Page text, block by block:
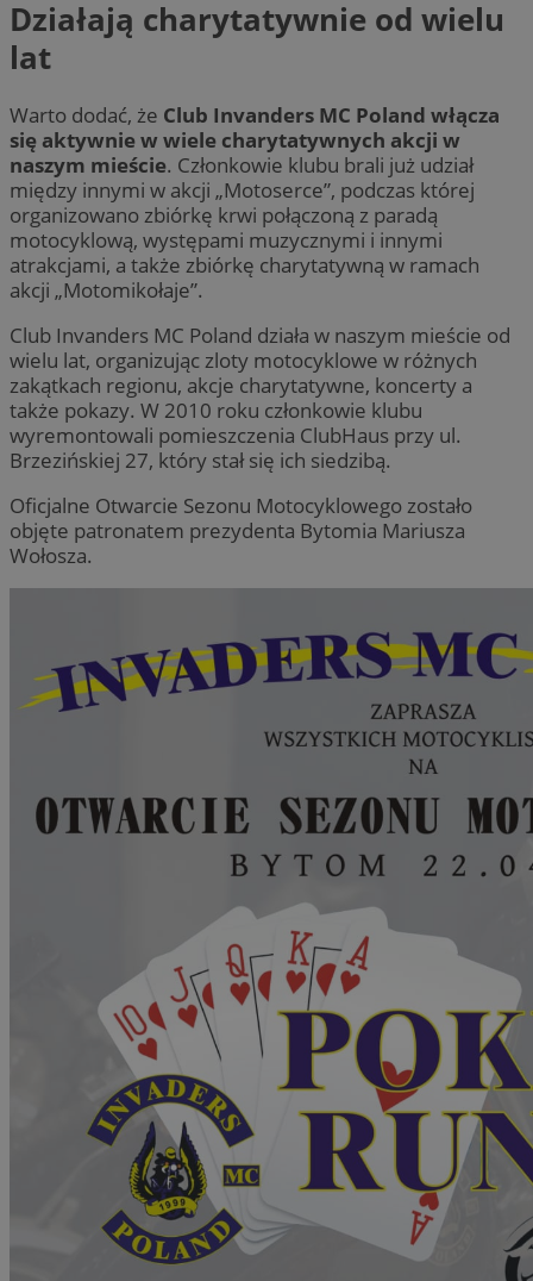
Działają charytatywnie od wielu
lat
Warto dodać, że Club Invanders MC Poland włącza
się aktywnie w wiele charytatywnych akcji w
naszym mieście. Członkowie klubu brali już udział
między innymi w akcji „Motoserce”, podczas której
organizowano zbiórkę krwi połączoną z paradą
motocyklową, występami muzycznymi i innymi
atrakcjami, a także zbiórkę charytatywną w ramach
akcji „Motomikołaje”.
Club Invanders MC Poland działa w naszym mieście od
wielu lat, organizując zloty motocyklowe w różnych
zakątkach regionu, akcje charytatywne, koncerty a
także pokazy. W 2010 roku członkowie klubu
wyremontowali pomieszczenia ClubHaus przy ul.
Brzezińskiej 27, który stał się ich siedzibą.
Oficjalne Otwarcie Sezonu Motocyklowego zostało
objęte patronatem prezydenta Bytomia Mariusza
Wołosza.